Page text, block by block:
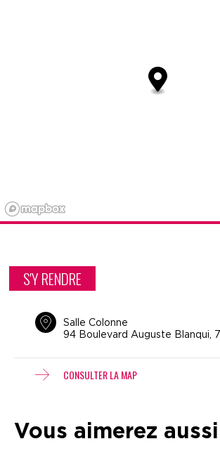
S'Y RENDRE
Salle Colonne
94 Boulevard Auguste Blanqui,
CONSULTER LA MAP
Vous aimerez aussi